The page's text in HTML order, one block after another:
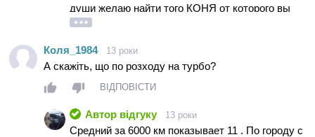
мужика. В нього не гламурний салон, але зате він
практичний, не гримить, інтуїтивно зрозумілий і в
Суттєвим плюсом є достойний кліренс і дно без
звисаючих елементів. Єдине що традиційно
авто завищені.
души желаю найти того КОНЯ от которого вы
будете ежедневно получать удовольствие в его
Коля_1984
13 роки
А скажіть, що по розходу на турбо?
ВІДПОВІСТИ
Автор відгуку 13 роки
Средний за 6000 км показывает 11 . По городу с